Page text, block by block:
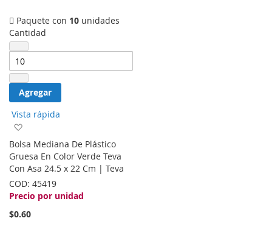
Paquete con 10 unidades
Cantidad
Agregar
Vista rápida
la
lista
de
deseos
Bolsa Mediana De Plástico
Gruesa En Color Verde Teva
Con Asa 24.5 x 22 Cm | Teva
COD: 45419
Precio por unidad
$0.60